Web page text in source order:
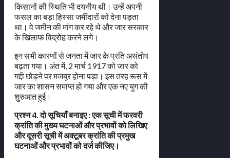
किसानों की स्थिति भी दयनीय थी। उन्हें अपनी
फसल का बड़ा हिस्सा जमींदारों को देना पड़ता
था। वे जमीन की मांग कर रहे थे और जार सरकार
के खिलाफ विद्रोह करने लगे।
इन सभी कारणों से जनता में जार के प्रति असंतोष
बढ़ता गया। अंत में, 2 मार्च 1917 को जार को
गद्दी छोड़ने पर मजबूर होना पड़ा। इस तरह रूस में
जार का शासन समाप्त हो गया और एक नए युग की
शुरुआत हुई।
प्रश्न 4. दो सूचियाँ बनाइए : एक सूची में फरवरी
क्रांति की मुख्य घटनाओं और प्रभावों को लिखिए
और दूसरी सूची में अक्टूबर क्रांति की प्रमुख
घटनाओं और प्रभावों को दर्ज कीजिए।